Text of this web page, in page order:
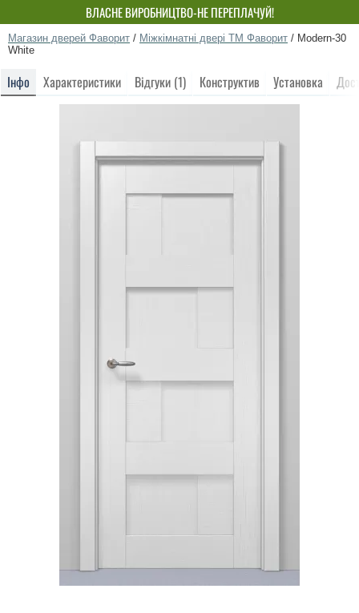
ВЛАСНЕ ВИРОБНИЦТВО-НЕ ПЕРЕПЛАЧУЙ!
Магазин дверей Фаворит / Міжкімнатні двері ТМ Фаворит / Modern-30
White
Інфо Характеристики Відгуки (1) Конструктив Установка